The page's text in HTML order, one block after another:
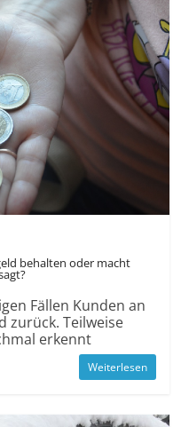
behalten oder macht
Fällen Kunden an
zurück. Teilweise
erkennt
Weiterlesen